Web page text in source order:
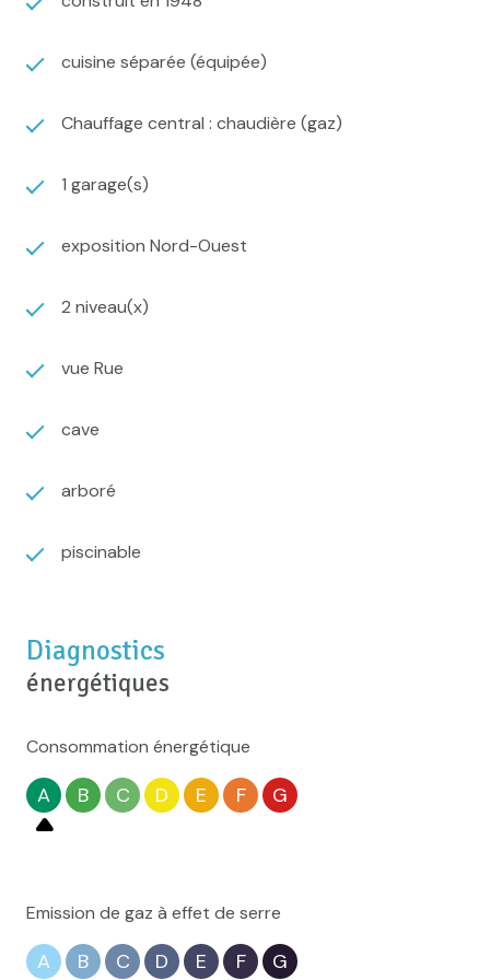
salle de bain avec WC tout aussi lumineuse.
l’ensemble.
2000m2 avec une dépendance et une serre vous
apportent espace, indépendance et intimité.
cave en sous-sol abriteront facilement tout ce qui
Quand vous saurez que la performance énergétique
famille en toute saison pour un budget maitrisé. Vous
aurez peut-être cette certitude d’avoir enfin trouvé
cuisine séparée (équipée)
Chauffage central : chaudière (gaz)
1 garage(s)
exposition Nord-Ouest
2 niveau(x)
vue Rue
cave
arboré
piscinable
Diagnostics
énergétiques
Consommation énergétique
A B C D E F G
Emission de gaz à effet de serre
A B C D E F G